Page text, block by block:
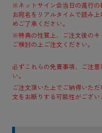
※ネットサイン会当日の進行
お宛名をリアルタイムで読み
めご了承ください。
※特典の性質上、ご注文後のキ
ご検討の上ご注文ください。
必ずこれらの免責事項、ご注
い。
ご注文頂いた上でご納得いた
文をお断りする可能性がござい